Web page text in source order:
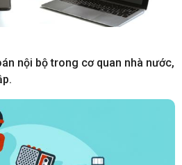
nội bộ trong cơ quan nhà nước,